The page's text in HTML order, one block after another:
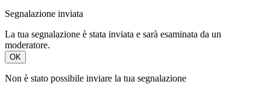
Segnalazione inviata
La tua segnalazione è stata inviata e sarà esaminata da un
moderatore.
OK
Non è stato possibile inviare la tua segnalazione